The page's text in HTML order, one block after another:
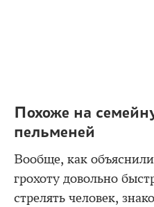
Похоже на
пельменей
Вообще, как
грохоту довольно
стрелять человек,